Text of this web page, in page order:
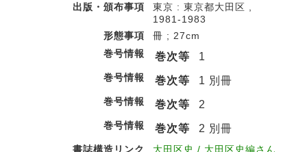
出版・頒布事項
東京 : 東京都大田区 ,
1981-1983
形態事項
冊 ; 27cm
巻号情報
巻次等 1
巻号情報 巻次等 1 別冊
巻号情報 巻次等 2
巻号情報 巻次等 2 別冊
書誌構造リンク
大田区史 / 大田区史編さん